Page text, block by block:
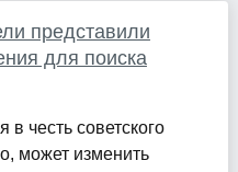
представили
для поиска
в честь советского
может изменить